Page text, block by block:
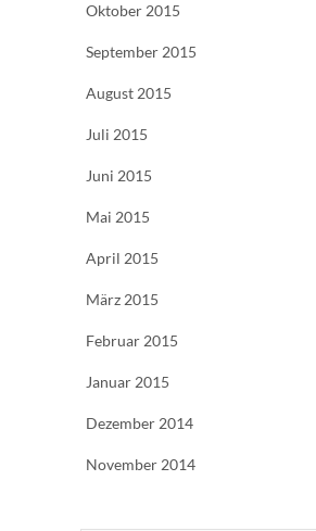
Oktober 2015
September 2015
August 2015
Juli 2015
Juni 2015
Mai 2015
April 2015
März 2015
Februar 2015
Januar 2015
Dezember 2014
November 2014